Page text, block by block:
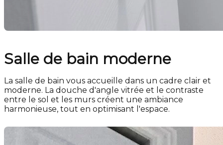
Salle de bain moderne
La salle de bain vous accueille dans un cadre clair et
moderne. La douche d'angle vitrée et le contraste
entre le sol et les murs créent une ambiance
harmonieuse, tout en optimisant l'espace.